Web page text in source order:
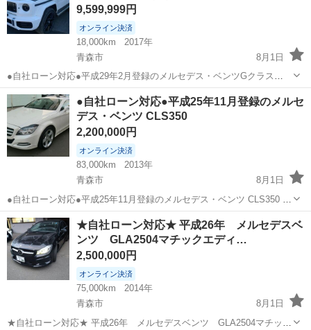
9,599,999円
オンライン決済
18,000km
2017年
青森市
8月1日
●自社ローン対応●平成29年2月登録のメルセデス・ベンツGクラス
G350d 〇自社ローン対応中古車販売〇 ☆どなたでもローン対応可能
☆ １、勤続年数の短い方や自営業の方 ２、パートを
される主...
青森 青森市 ベンツ（メルセデス） 車両
●自社ローン対応●平成25年11月登録のメルセ
デス・ベンツ CLS350
2,200,000円
オンライン決済
83,000km
2013年
青森市
8月1日
●自社ローン対応●平成25年11月登録のメルセデス・ベンツ CLS350 〇
自社ローン対応中古車販売〇 ☆どなたでもローン対応可能☆
１、勤続年数の短い方や自営業の方 ２、パートをされる主婦
の...
青森 青森市 ベンツ（メルセデス） 車両
★自社ローン対応★ 平成26年 メルセデスベ
ンツ GLA2504マチックエディ…
2,500,000円
オンライン決済
75,000km
2014年
青森市
8月1日
★自社ローン対応★ 平成26年 メルセデスベンツ GLA2504マチック